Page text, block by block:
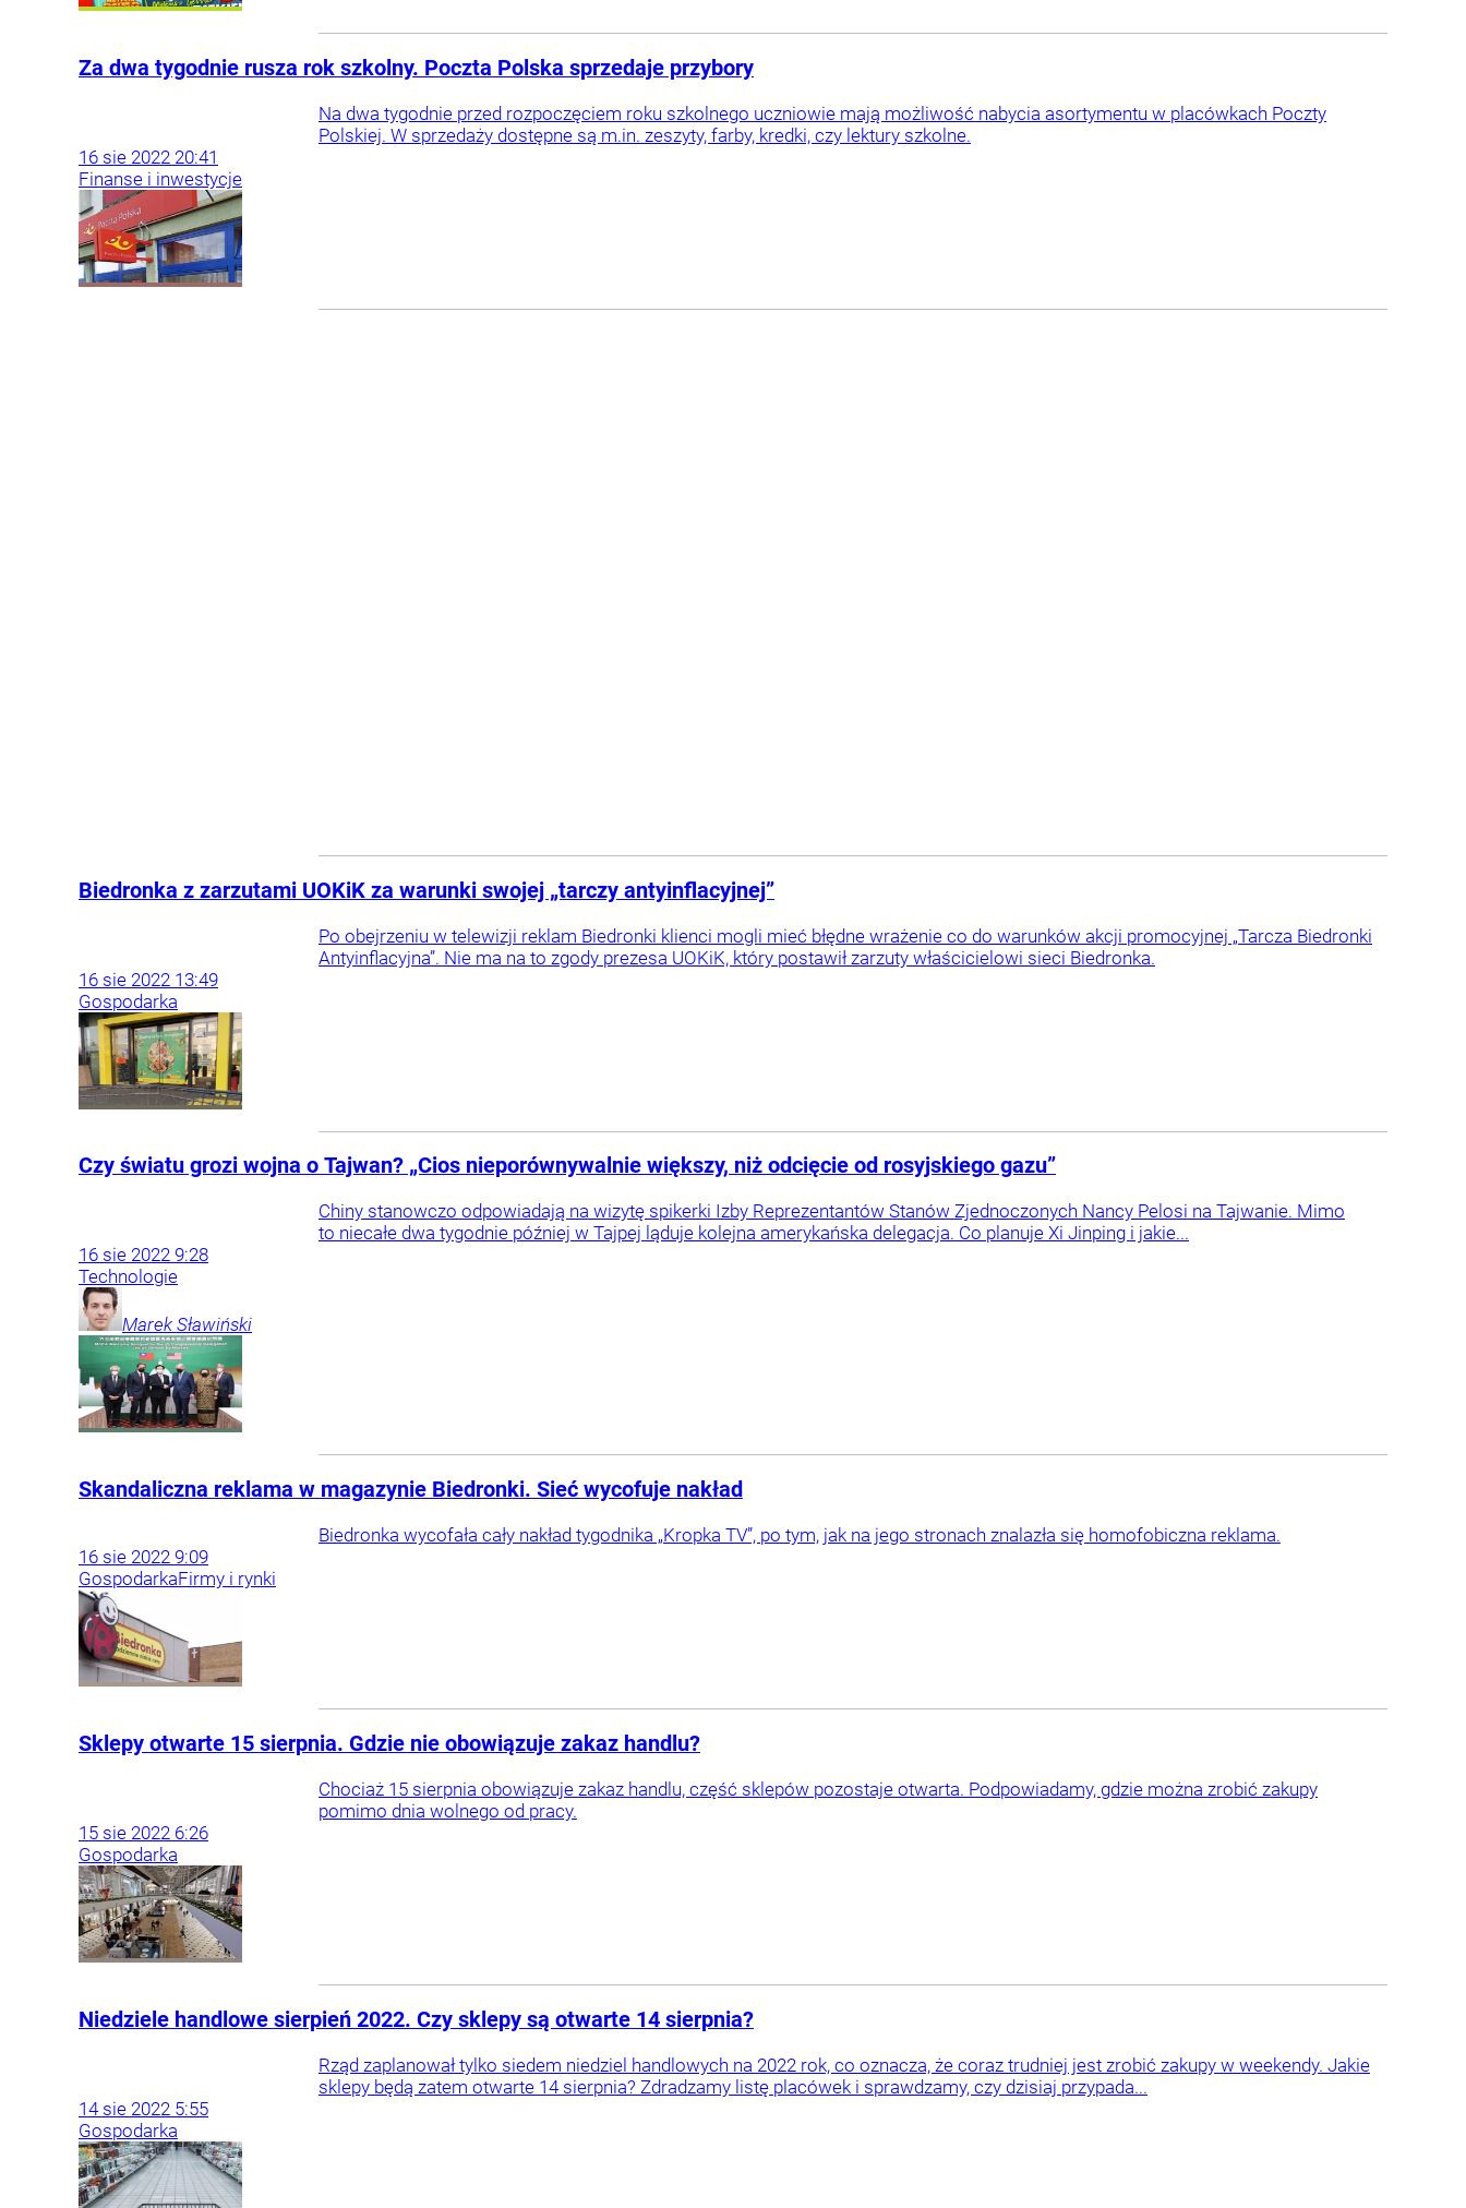
Za dwa tygodnie rusza rok szkolny. Poczta Polska sprzedaje przybory
Na dwa tygodnie przed rozpoczęciem roku szkolnego uczniowie mają możliwość nabycia asortymentu w placówkach Poczty
Polskiej. W sprzedaży dostępne są m.in. zeszyty, farby, kredki, czy lektury szkolne.
16 sie 2022 20:41
Finanse i inwestycje
Biedronka z zarzutami UOKiK za warunki swojej „tarczy antyinflacyjnej”
Po obejrzeniu w telewizji reklam Biedronki klienci mogli mieć błędne wrażenie co do warunków akcji promocyjnej „Tarcza Biedronki
Antyinflacyjna”. Nie ma na to zgody prezesa UOKiK, który postawił zarzuty właścicielowi sieci Biedronka.
16 sie 2022 13:49
Gospodarka
Czy światu grozi wojna o Tajwan? „Cios nieporównywalnie większy, niż odcięcie od rosyjskiego gazu”
Chiny stanowczo odpowiadają na wizytę spikerki Izby Reprezentantów Stanów Zjednoczonych Nancy Pelosi na Tajwanie. Mimo
to niecałe dwa tygodnie później w Tajpej ląduje kolejna amerykańska delegacja. Co planuje Xi Jinping i jakie...
16 sie 2022 9:28
Technologie
Marek Sławiński
Skandaliczna reklama w magazynie Biedronki. Sieć wycofuje nakład
Biedronka wycofała cały nakład tygodnika „Kropka TV”, po tym, jak na jego stronach znalazła się homofobiczna reklama.
16 sie 2022 9:09
GospodarkaFirmy i rynki
Sklepy otwarte 15 sierpnia. Gdzie nie obowiązuje zakaz handlu?
Chociaż 15 sierpnia obowiązuje zakaz handlu, część sklepów pozostaje otwarta. Podpowiadamy, gdzie można zrobić zakupy
pomimo dnia wolnego od pracy.
15 sie 2022 6:26
Gospodarka
Niedziele handlowe sierpień 2022. Czy sklepy są otwarte 14 sierpnia?
Rząd zaplanował tylko siedem niedziel handlowych na 2022 rok, co oznacza, że coraz trudniej jest zrobić zakupy w weekendy. Jakie
sklepy będą zatem otwarte 14 sierpnia? Zdradzamy listę placówek i sprawdzamy, czy dzisiaj przypada...
14 sie 2022 5:55
Gospodarka